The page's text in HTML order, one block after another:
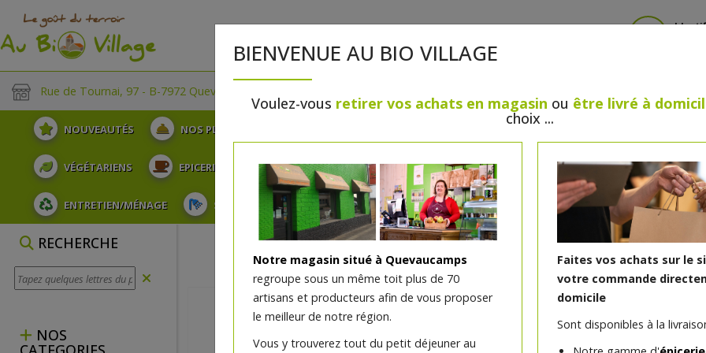
Rue de Tournai, 97 - B-7972 Quevaucamps
NOUVEAUTÉS NOS PLATEAUX
VÉGÉTARIENS EPICERIE PLATS TRAITEUR BOULANGERIE / PÂTISSERIE SANS GLUTEN, SANS
ENTRETIEN/MÉNAGE SOINS ET HYGIÈNE DU CORPS BEAUTÉ HUILES ESSENTIELLES MAISON
RECHERCHE
NOS
BIENVENUE AU BIO VILLAGE
Voulez-vous retirer vos achats en magasin ou être livré à
choix ...
Notre magasin situé à Quevaucamps
regroupe sous un même toit plus de 70
artisans et producteurs afin de vous proposer
le meilleur de notre région.
Vous y trouverez tout du petit déjeuner au
Faites vos achats sur le
votre commande
domicile
Sont disponibles à la
Tisane Lendemain de la
(menthe verveine